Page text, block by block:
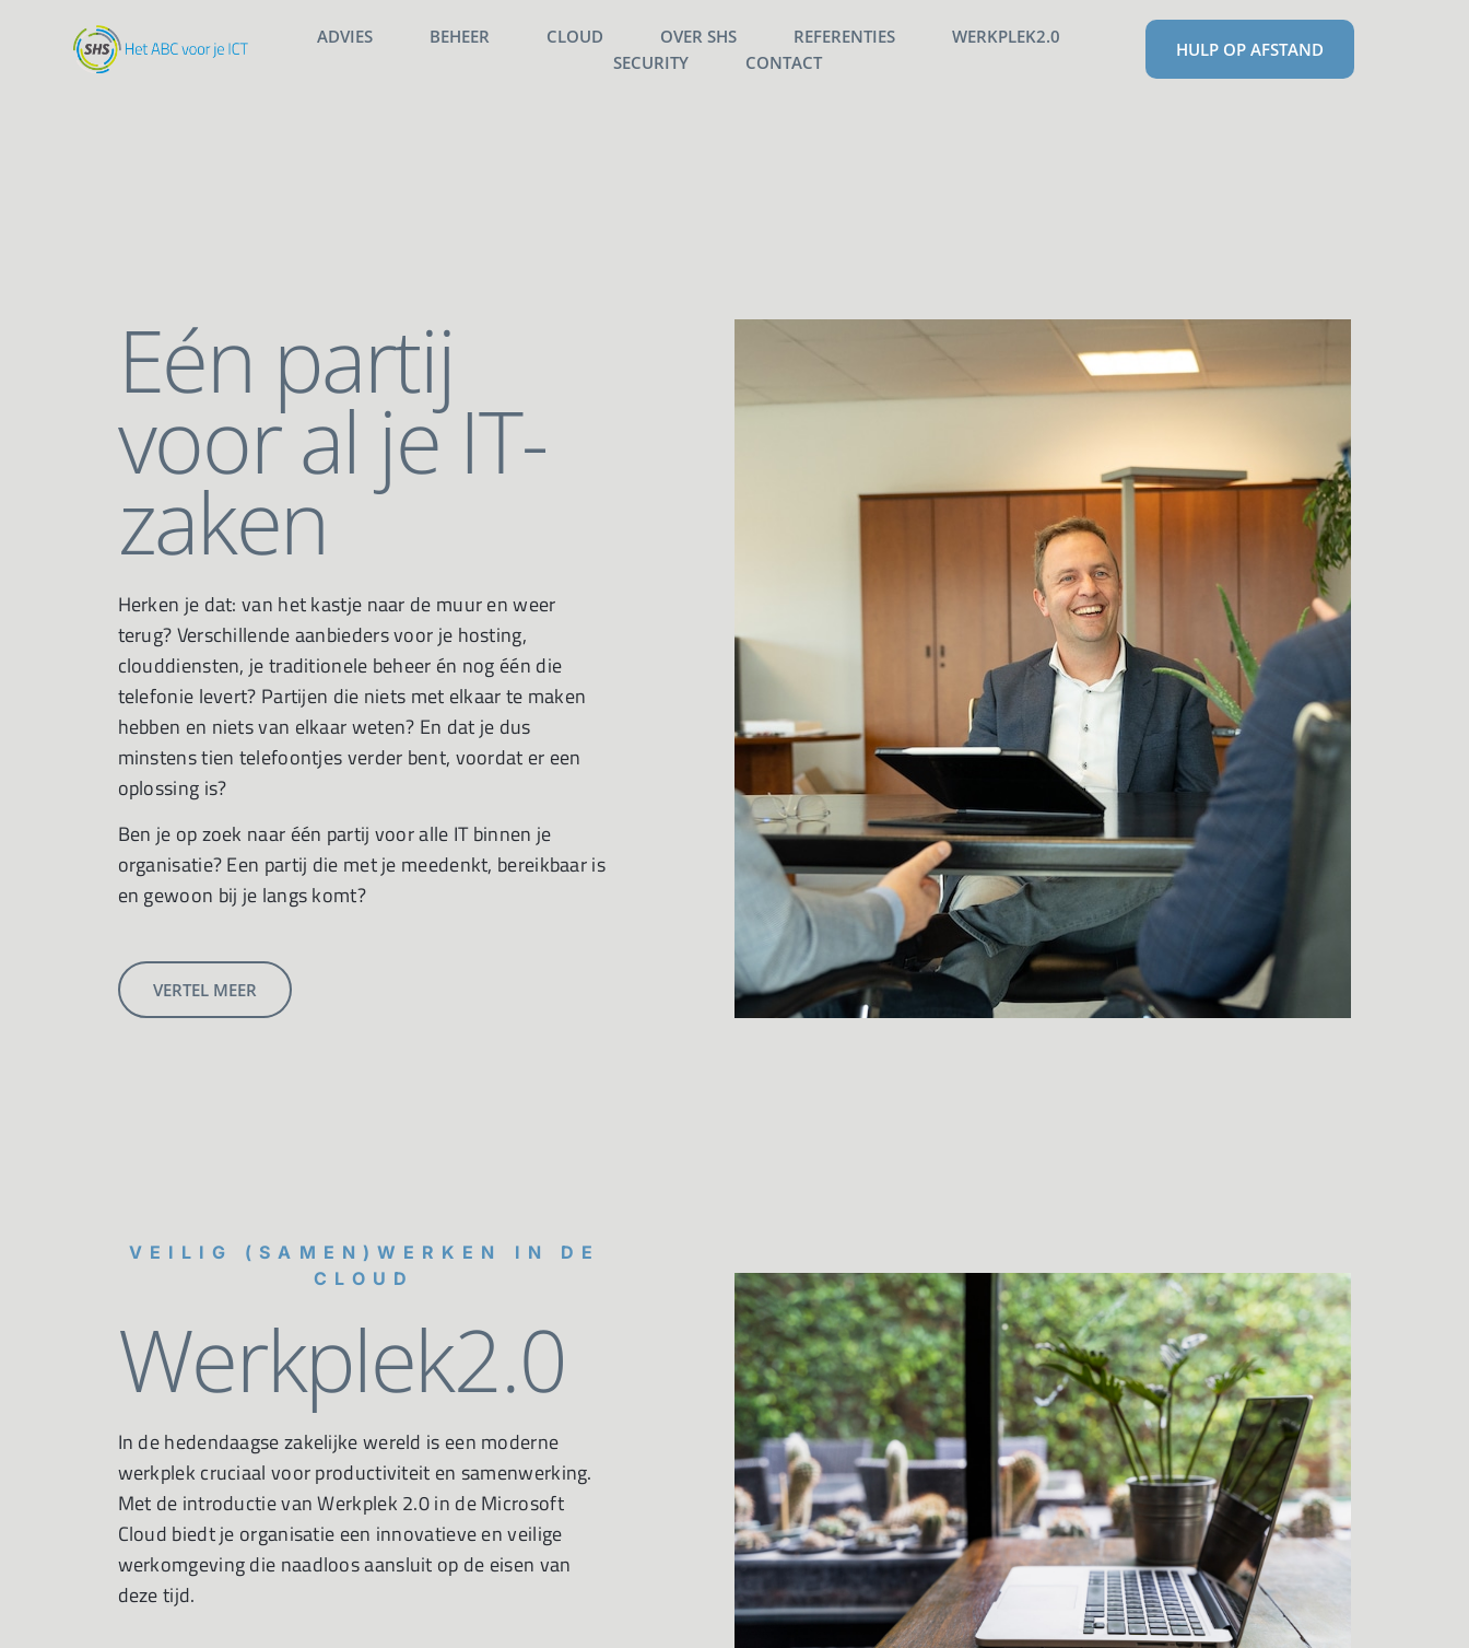
ADVIES BEHEER CLOUD OVER SHS REFERENTIES
WERKPLEK2.0
SECURITY
CONTACT
HULP OP AFSTAND
Eén partij
voor al je IT-
zaken
Herken je dat: van het kastje naar de muur en weer
terug? Verschillende aanbieders voor je hosting,
clouddiensten, je traditionele beheer én nog één die
telefonie levert? Partijen die niets met elkaar te maken
hebben en niets van elkaar weten? En dat je dus
minstens tien telefoontjes verder bent, voordat er een
oplossing is?
Ben je op zoek naar één partij voor alle IT binnen je
organisatie? Een partij die met je meedenkt, bereikbaar is
en gewoon bij je langs komt?​
VERTEL MEER
VEILIG (SAMEN)WERKEN IN DE
CLOUD
Werkplek2.0
In de hedendaagse zakelijke wereld is een moderne
werkplek cruciaal voor productiviteit en samenwerking.
Met de introductie van Werkplek 2.0 in de Microsoft
Cloud biedt je organisatie een innovatieve en veilige
werkomgeving die naadloos aansluit op de eisen van
deze tijd.